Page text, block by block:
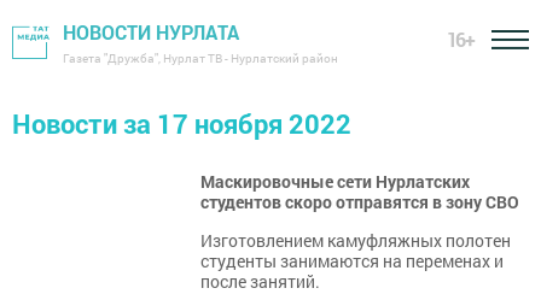
НОВОСТИ НУРЛАТА
Газета "Дружба", Нурлат ТВ - Нурлатский район
16+
Новости за 17 ноября 2022
Маскировочные сети Нурлатских
студентов скоро отправятся в зону СВО
Изготовлением камуфляжных полотен
студенты занимаются на переменах и
после занятий.